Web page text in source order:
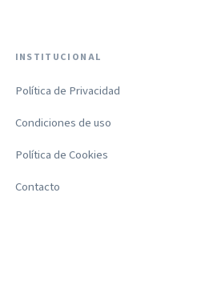
INSTITUCIONAL
Política de Privacidad
Condiciones de uso
Política de Cookies
Contacto